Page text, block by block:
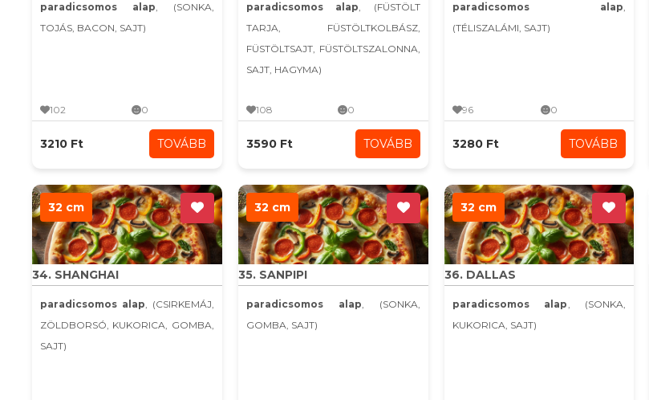
paradicsomos alap, (SONKA,
TOJÁS, BACON, SAJT)
102 0
3210 Ft TOVÁBB
paradicsomos alap, (FÜSTÖLT
TARJA, FÜSTÖLTKOLBÁSZ,
FÜSTÖLTSAJT, FÜSTÖLTSZALONNA,
SAJT, HAGYMA)
108 0
3590 Ft TOVÁBB
paradicsomos alap,
(TÉLISZALÁMI, SAJT)
96 0
3280 Ft TOVÁBB
32 cm
34. SHANGHAI
paradicsomos alap, (CSIRKEMÁJ,
ZÖLDBORSÓ, KUKORICA, GOMBA,
SAJT)
32 cm
35. SANPIPI
paradicsomos alap, (SONKA,
GOMBA, SAJT)
32 cm
36. DALLAS
paradicsomos alap, (SONKA,
KUKORICA, SAJT)